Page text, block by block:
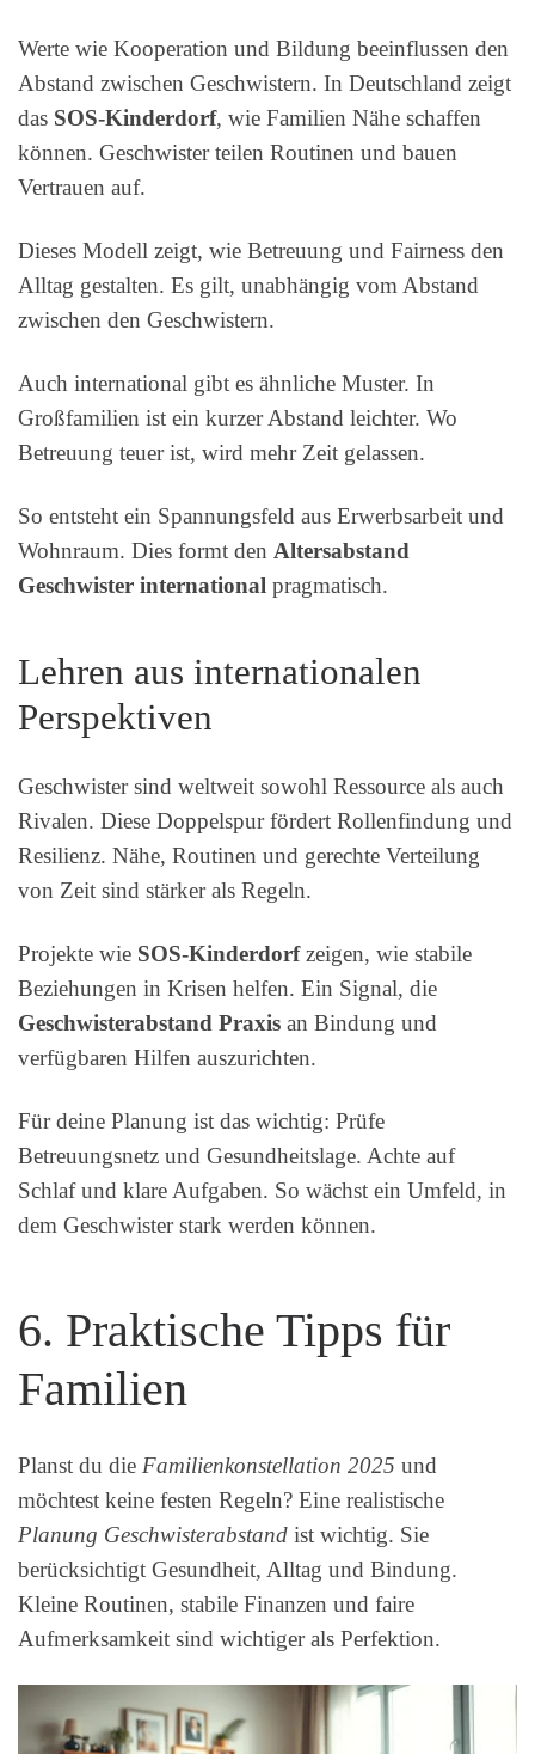
Werte wie Kooperation und Bildung beeinflussen den
Abstand zwischen Geschwistern. In Deutschland zeigt
das SOS-Kinderdorf, wie Familien Nähe schaffen
können. Geschwister teilen Routinen und bauen
Vertrauen auf.
Dieses Modell zeigt, wie Betreuung und Fairness den
Alltag gestalten. Es gilt, unabhängig vom Abstand
zwischen den Geschwistern.
Auch international gibt es ähnliche Muster. In
Großfamilien ist ein kurzer Abstand leichter. Wo
Betreuung teuer ist, wird mehr Zeit gelassen.
So entsteht ein Spannungsfeld aus Erwerbsarbeit und
Wohnraum. Dies formt den Altersabstand
Geschwister international pragmatisch.
Lehren aus internationalen
Perspektiven
Geschwister sind weltweit sowohl Ressource als auch
Rivalen. Diese Doppelspur fördert Rollenfindung und
Resilienz. Nähe, Routinen und gerechte Verteilung
von Zeit sind stärker als Regeln.
Projekte wie SOS-Kinderdorfzeigen, wie stabile
Beziehungen in Krisen helfen. Ein Signal, die
Geschwisterabstand Praxis an Bindung und
verfügbaren Hilfen auszurichten.
Für deine Planung ist das wichtig: Prüfe
Betreuungsnetz und Gesundheitslage. Achte auf
Schlaf und klare Aufgaben. So wächst ein Umfeld, in
dem Geschwister stark werden können.
6. Praktische Tipps für
Familien
Planst du die Familienkonstellation 2025 und
möchtest keine festen Regeln? Eine realistische
Planung Geschwisterabstand ist wichtig. Sie
berücksichtigt Gesundheit, Alltag und Bindung.
Kleine Routinen, stabile Finanzen und faire
Aufmerksamkeit sind wichtiger als Perfektion.